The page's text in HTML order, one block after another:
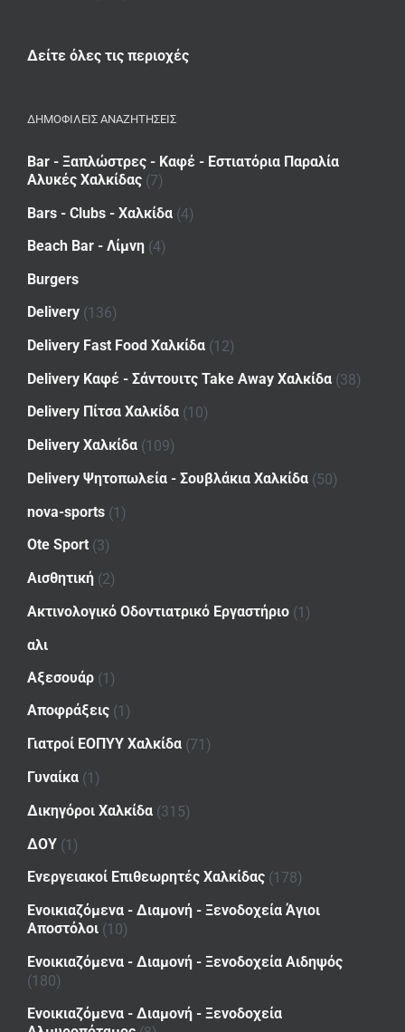
Δείτε όλες τις περιοχές
ΔΗΜΟΦΙΛΕΙΣ ΑΝΑΖΗΤΗΣΕΙΣ
Bar - Ξαπλώστρες - Καφέ - Εστιατόρια Παραλία
Αλυκές Χαλκίδας (7)
Bars - Clubs - Χαλκίδα (4)
Beach Bar - Λίμνη (4)
Burgers
Delivery (136)
Delivery Fast Food Χαλκίδα (12)
Delivery Καφέ - Σάντουιτς Take Away Χαλκίδα (38)
Delivery Πίτσα Χαλκίδα (10)
Delivery Χαλκίδα (109)
Delivery Ψητοπωλεία - Σουβλάκια Χαλκίδα (50)
nova-sports (1)
Ote Sport (3)
Αισθητική (2)
Ακτινολογικό Οδοντιατρικό Εργαστήριο (1)
αλι
Αξεσουάρ (1)
Αποφράξεις (1)
Γιατροί ΕΟΠΥΥ Χαλκίδα (71)
Γυναίκα (1)
Δικηγόροι Χαλκίδα (315)
ΔΟΥ (1)
Ενεργειακοί Επιθεωρητές Χαλκίδας (178)
Ενοικιαζόμενα - Διαμονή - Ξενοδοχεία Άγιοι
Αποστόλοι (10)
Ενοικιαζόμενα - Διαμονή - Ξενοδοχεία Αιδηψός
(180)
Ενοικιαζόμενα - Διαμονή - Ξενοδοχεία